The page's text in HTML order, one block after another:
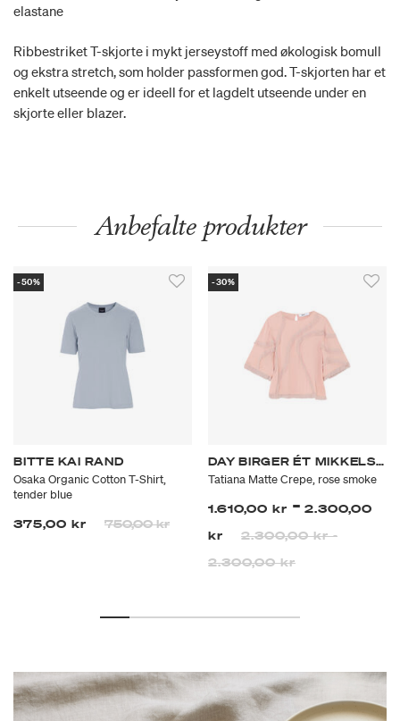
elastane
Ribbestriket T-skjorte i mykt jerseystoff med økologisk bomull
og ekstra stretch, som holder passformen god. T-skjorten har et
enkelt utseende og er ideell for et lagdelt utseende under en
skjorte eller blazer.
Anbefalte produkter
-50%
BITTE KAI RAND
Osaka Organic Cotton T-Shirt,
tender blue
375,00 kr
Prisen er nedsatt fra
750,00 krtil
-30%
DAY BIRGER ÉT MIKKELSEN
Tatiana Matte Crepe, rose smoke
1.610,00 kr - 2.300,00
kr
2.300,00 kr-
2.300,00 kr